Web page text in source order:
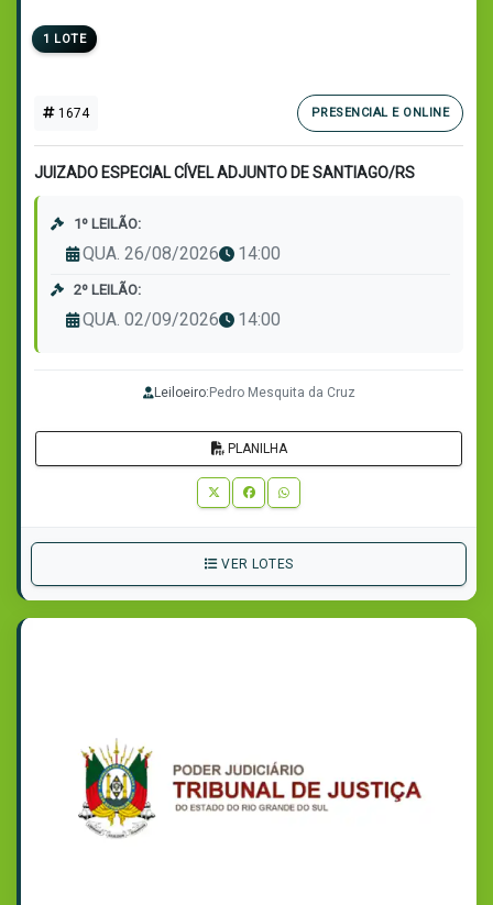
1 LOTE
1674 PRESENCIAL E ONLINE
JUIZADO ESPECIAL CÍVEL ADJUNTO DE SANTIAGO/RS
1º LEILÃO:
QUA. 26/08/2026 14:00
2º LEILÃO:
QUA. 02/09/2026 14:00
Leiloeiro: Pedro Mesquita da Cruz
PLANILHA
VER LOTES